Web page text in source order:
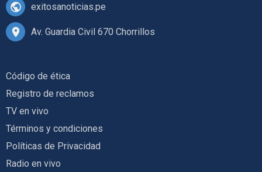
exitosanoticias.pe
Av. Guardia Civil 670 Chorrillos
Código de ética
Registro de reclamos
TV en vivo
Términos y condiciones
Políticas de Privacidad
Radio en vivo